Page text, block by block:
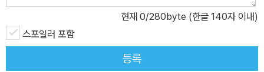
복했던 기억, 전후의 파괴된 쾰른에서 첫 아들을 잃었던 기억. 이 모든
기억들이 주인공 프레드의 기억을 통해 재생된다. 뵐의 뮤즈는 기억
의 여신 므네모지네Mnemosyne였고, 그의 모토는 <과거의 죄악과
상실의 아픔을 기억하라>였다. 그는 서독이 화폐 개혁과 군부 재무장
현재 0/280byte (한글 140자 이내)
스포일러 포함
등록